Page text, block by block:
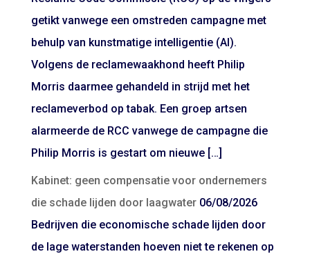
getikt vanwege een omstreden campagne met
behulp van kunstmatige intelligentie (AI).
Volgens de reclamewaakhond heeft Philip
Morris daarmee gehandeld in strijd met het
reclameverbod op tabak. Een groep artsen
alarmeerde de RCC vanwege de campagne die
Philip Morris is gestart om nieuwe […]
Kabinet: geen compensatie voor ondernemers
die schade lijden door laagwater 06/08/2026
Bedrijven die economische schade lijden door
de lage waterstanden hoeven niet te rekenen op